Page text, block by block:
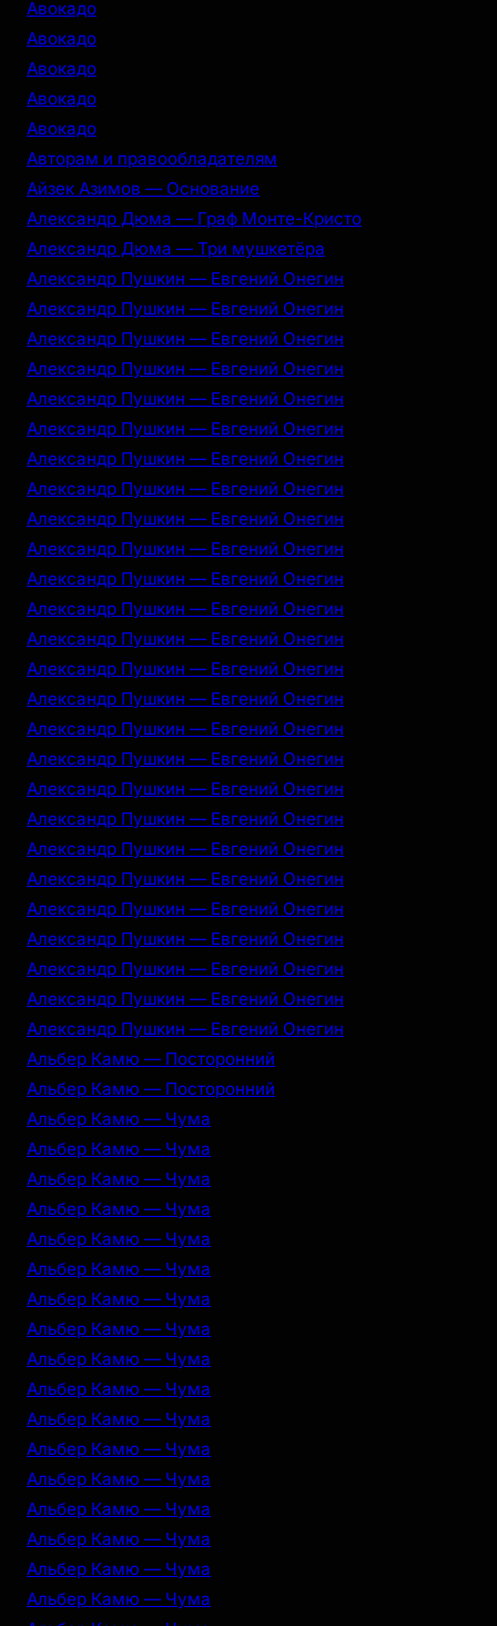
Авокадо
Авокадо
Авокадо
Авокадо
Авокадо
Авторам и правообладателям
Айзек Азимов — Основание
Александр Дюма — Граф Монте-Кристо
Александр Дюма — Три мушкетёра
Александр Пушкин — Евгений Онегин
Александр Пушкин — Евгений Онегин
Александр Пушкин — Евгений Онегин
Александр Пушкин — Евгений Онегин
Александр Пушкин — Евгений Онегин
Александр Пушкин — Евгений Онегин
Александр Пушкин — Евгений Онегин
Александр Пушкин — Евгений Онегин
Александр Пушкин — Евгений Онегин
Александр Пушкин — Евгений Онегин
Александр Пушкин — Евгений Онегин
Александр Пушкин — Евгений Онегин
Александр Пушкин — Евгений Онегин
Александр Пушкин — Евгений Онегин
Александр Пушкин — Евгений Онегин
Александр Пушкин — Евгений Онегин
Александр Пушкин — Евгений Онегин
Александр Пушкин — Евгений Онегин
Александр Пушкин — Евгений Онегин
Александр Пушкин — Евгений Онегин
Александр Пушкин — Евгений Онегин
Александр Пушкин — Евгений Онегин
Александр Пушкин — Евгений Онегин
Александр Пушкин — Евгений Онегин
Александр Пушкин — Евгений Онегин
Александр Пушкин — Евгений Онегин
Альбер Камю — Посторонний
Альбер Камю — Посторонний
Альбер Камю — Чума
Альбер Камю — Чума
Альбер Камю — Чума
Альбер Камю — Чума
Альбер Камю — Чума
Альбер Камю — Чума
Альбер Камю — Чума
Альбер Камю — Чума
Альбер Камю — Чума
Альбер Камю — Чума
Альбер Камю — Чума
Альбер Камю — Чума
Альбер Камю — Чума
Альбер Камю — Чума
Альбер Камю — Чума
Альбер Камю — Чума
Альбер Камю — Чума